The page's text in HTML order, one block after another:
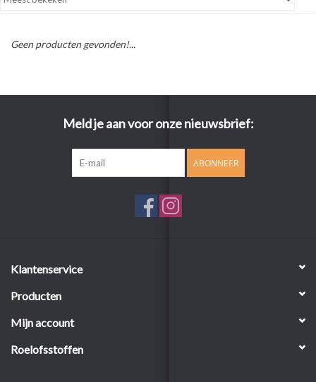
Geen producten gevonden!...
Meld je aan voor onze nieuwsbrief:
ABONNEER
Klantenservice
Producten
Mijn account
Roelofsstoffen